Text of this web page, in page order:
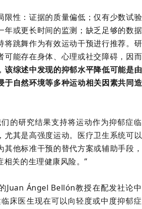
限性：证据的质量偏低；仅有少数试
年或更长时间的监测；缺乏足够的数
将跳舞作为有效运动干预进行推荐。
可能存在身体、心理或社交障碍，因
该综述中发现的抑郁水平降低可能是
于自然环境等多种运动相关因素共同
的研究结果支持将运动作为抑郁症
尤其是高强度运动。医疗卫生系统可
其他标准干预的替代方案或辅助手段
相关的生理健康风险。”
Juan Ángel Bellón教授在配发社论
床医生现在可以向轻度或中度抑郁